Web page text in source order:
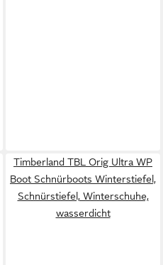
Timberland TBL Orig Ultra WP
Boot Schnürboots Winterstiefel,
Schnürstiefel, Winterschuhe,
wasserdicht